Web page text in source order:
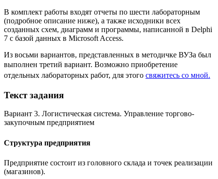
В комплект работы входят отчеты по шести лабораторным
(подробное описание ниже), а также исходники всех
созданных схем, диаграмм и программы, написанной в Delphi
7 с базой данных в Microsoft Access.
Из восьми вариантов, представленных в методичке ВУЗа был
выполнен третий вариант. Возможно приобретение
отдельных лабораторных работ, для этого свяжитесь со мной.
Текст задания
Вариант 3. Логистическая система. Управление торгово-
закупочным предприятием
Структура предприятия
Предприятие состоит из головного склада и точек реализации
(магазинов).